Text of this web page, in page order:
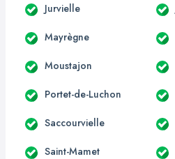
Jurvielle
Mayrègne
Moustajon
Portet-de-Luchon
Saccourvielle
Saint-Mamet